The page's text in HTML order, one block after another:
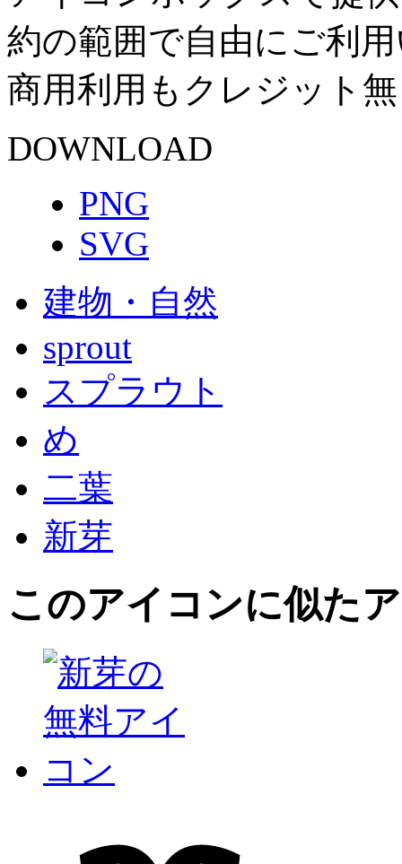
約の範囲で自由にご利
商用利用もクレジット
DOWNLOAD
PNG
SVG
建物・自然
sprout
スプラウト
め
二葉
新芽
このアイコンに似た